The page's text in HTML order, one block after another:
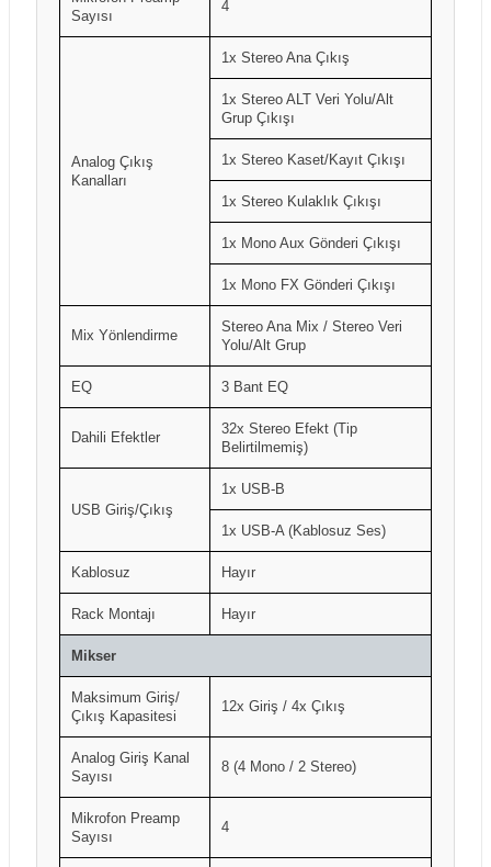
Sayısı
4
Analog Çıkış
Kanalları
1x Stereo Ana Çıkış
1x Stereo ALT Veri Yolu/Alt
Grup Çıkışı
1x Stereo Kaset/Kayıt Çıkışı
1x Stereo Kulaklık Çıkışı
1x Mono Aux Gönderi Çıkışı
1x Mono FX Gönderi Çıkışı
Mix Yönlendirme
Stereo Ana Mix / Stereo Veri
Yolu/Alt Grup
EQ 3 Bant EQ
Dahili Efektler
32x Stereo Efekt (Tip
Belirtilmemiş)
USB Giriş/Çıkış
1x USB-B
1x USB-A (Kablosuz Ses)
Kablosuz Hayır
Rack Montajı Hayır
Mikser
Maksimum Giriş/
Çıkış Kapasitesi
12x Giriş / 4x Çıkış
Analog Giriş Kanal
Sayısı
8 (4 Mono / 2 Stereo)
Mikrofon Preamp
Sayısı
4